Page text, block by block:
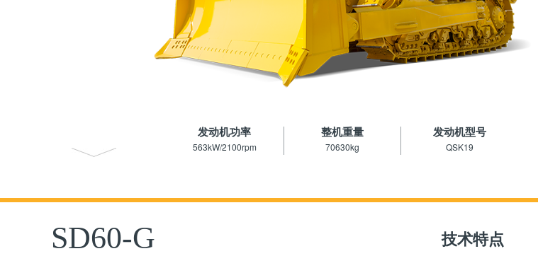
发动机功率
563kW/2100rpm
整机重量
70630kg
发动机型号
QSK19
SD60-G 技术特点